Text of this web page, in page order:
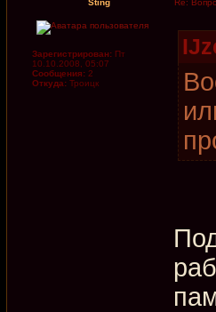
Sting Re:
Зарегистрирован: Пт
10.10.2008, 05:07
Сообщения: 2
Откуда: Троицк